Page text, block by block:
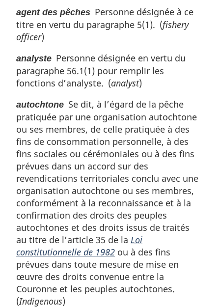
:
a
r
g
n
a
l
e
agent des pêches Personne désignée à ce
titre en vertu du paragraphe 5(1). (fishery
officer)
analyste Personne désignée en vertu du
paragraphe 56.1(1) pour remplir les
fonctions d’analyste. (analyst)
autochtone Se dit, à l’égard de la pêche
pratiquée par une organisation autochtone
ou ses membres, de celle pratiquée à des
fins de consommation personnelle, à des
fins sociales ou cérémoniales ou à des fins
prévues dans un accord sur des
revendications territoriales conclu avec une
organisation autochtone ou ses membres,
conformément à la reconnaissance et à la
confirmation des droits des peuples
autochtones et des droits issus de traités
au titre de l’article 35 de la Loi
constitutionnelle de 1982 ou à des fins
prévues dans toute mesure de mise en
œuvre des droits convenue entre la
Couronne et les peuples autochtones.
(Indigenous)